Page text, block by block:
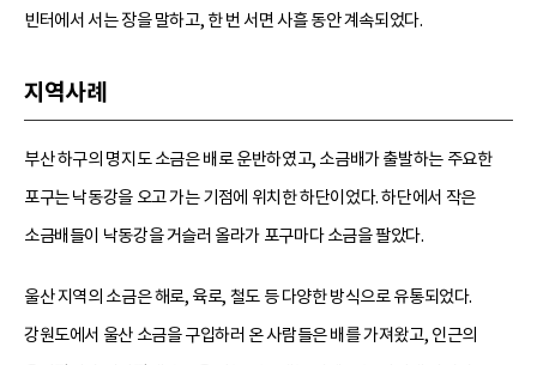
빈터에서 서는 장을 말하고, 한 번 서면 사흘 동안 계속되었다.
지역사례
부산 하구의 명지도 소금은 배로 운반하였고, 소금배가 출발하는 주요한
포구는 낙동강을 오고 가는 기점에 위치한 하단이었다. 하단에서 작은
소금배들이 낙동강을 거슬러 올라가 포구마다 소금을 팔았다.
울산 지역의 소금은 해로, 육로, 철도 등 다양한 방식으로 유통되었다.
강원도에서 울산 소금을 구입하러 온 사람들은 배를 가져왔고, 인근의